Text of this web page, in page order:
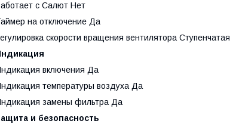
с Салют Нет
на отключение Да
скорости вращения вентилятора Ступенчатая
включения Да
температуры воздуха Да
замены фильтра Да
и безопасность